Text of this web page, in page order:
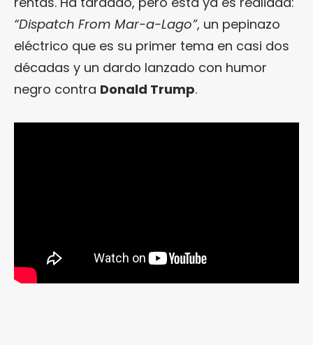
“Dispatch From Mar-a-Lago”, un pepinazo
eléctrico que es su primer tema en casi dos
décadas y un dardo lanzado con humor
negro contra Donald Trump.